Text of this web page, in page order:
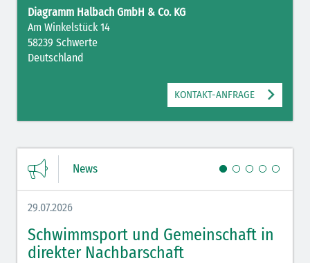
Diagramm Halbach GmbH & Co. KG
Am Winkelstück 14
58239 Schwerte
Deutschland
KONTAKT-ANFRAGE
News
29.07.2026
Schwimmsport und Gemeinschaft in
direkter Nachbarschaft